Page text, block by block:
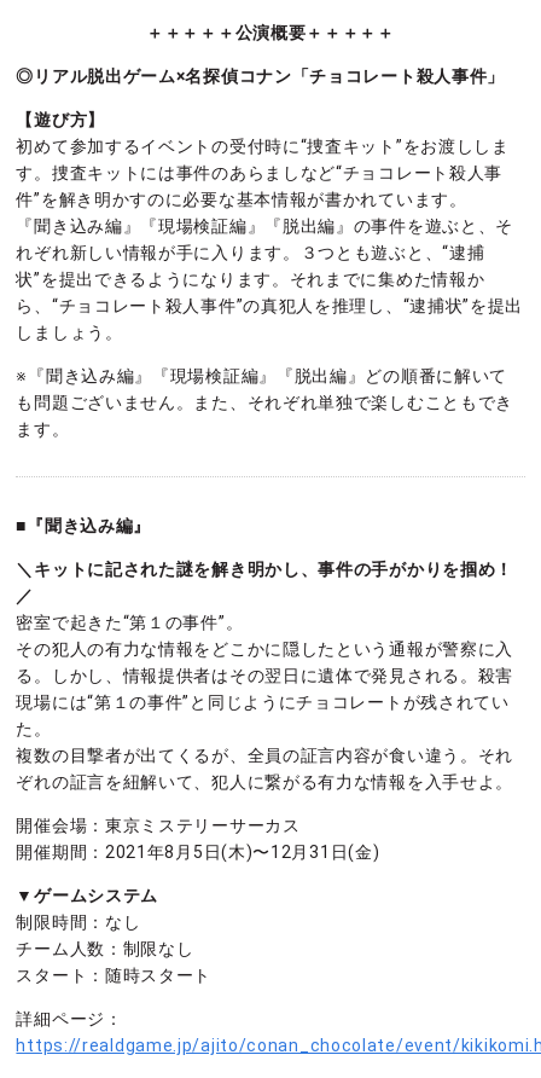
＋＋＋＋＋公演概要＋＋＋＋＋
◎リアル脱出ゲーム×名探偵コナン「チョコレート殺人事件」
【遊び方】
初めて参加するイベントの受付時に“捜査キット”をお渡ししま
す。捜査キットには事件のあらましなど“チョコレート殺人事
件”を解き明かすのに必要な基本情報が書かれています。
『聞き込み編』『現場検証編』『脱出編』の事件を遊ぶと、そ
れぞれ新しい情報が手に入ります。３つとも遊ぶと、“逮捕
状”を提出できるようになります。それまでに集めた情報か
ら、“チョコレート殺人事件”の真犯人を推理し、“逮捕状”を提出
しましょう。
※『聞き込み編』『現場検証編』『脱出編』どの順番に解いて
も問題ございません。また、それぞれ単独で楽しむこともでき
ます。
■『聞き込み編』
＼キットに記された謎を解き明かし、事件の手がかりを掴め！
／
密室で起きた“第１の事件”。
その犯人の有力な情報をどこかに隠したという通報が警察に入
る。しかし、情報提供者はその翌日に遺体で発見される。殺害
現場には“第１の事件”と同じようにチョコレートが残されてい
た。
複数の目撃者が出てくるが、全員の証言内容が食い違う。それ
ぞれの証言を紐解いて、犯人に繋がる有力な情報を入手せよ。
開催会場：東京ミステリーサーカス
開催期間：2021年8月5日(木)〜12月31日(金)
▼ゲームシステム
制限時間：なし
チーム人数：制限なし
スタート：随時スタート
詳細ページ：
https://realdgame.jp/ajito/conan_chocolate/event/